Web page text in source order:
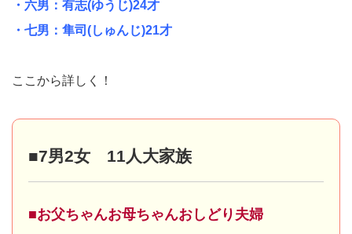
・六男：有志(ゆうじ)24才
・七男：隼司(しゅんじ)21才
ここから詳しく！
■7男2女 11人大家族
■お父ちゃんお母ちゃんおしどり夫婦